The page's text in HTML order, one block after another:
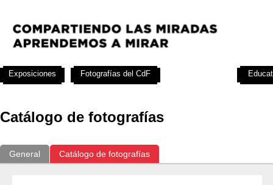
Catálogo de fotografías
General Catálogo de fotografías
Exposiciones Fotografías del CdF